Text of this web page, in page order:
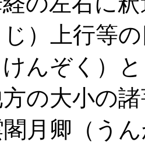
）上行等
んぞく）
の大小の
閣月卿（う